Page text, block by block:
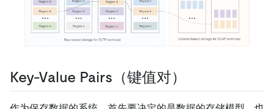
Key-Value Pairs（键值对）